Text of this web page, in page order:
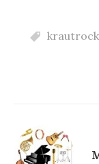
c
k
krautrock